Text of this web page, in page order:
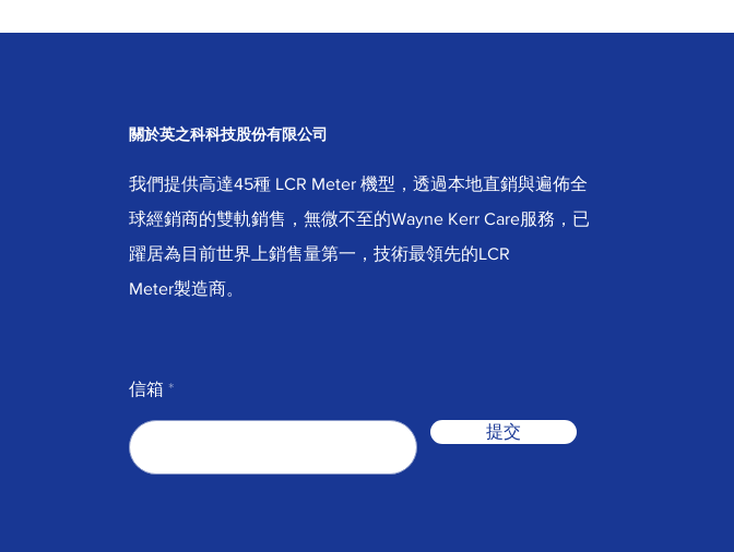
關於英之科科技股份有限公司
我們提供高達45種 LCR Meter 機型，透過本地直銷與遍佈全
球經銷商的雙軌銷售，無微不至的Wayne Kerr Care服務，已
躍居為目前世界上銷售量第一，技術最領先的LCR
Meter製造商。
信箱
提交